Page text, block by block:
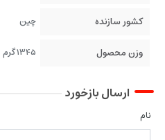
کشور سازنده چین
وزن محصول 1345 گرم
ارسال بازخورد
نام